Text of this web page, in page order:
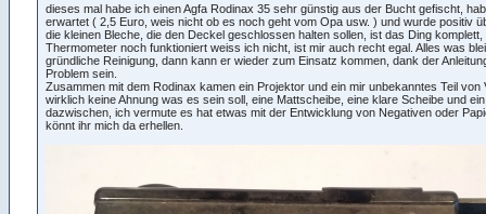
dieses mal habe ich einen Agfa Rodinax 35 sehr günstig aus der Bucht gefischt,
erwartet ( 2,5 Euro, weis nicht ob es noch geht vom Opa usw. ) und wurde positiv
die kleinen Bleche, die den Deckel geschlossen halten sollen, ist das Ding komplett,
Thermometer noch funktioniert weiss ich nicht, ist mir auch recht egal. Alles was
gründliche Reinigung, dann kann er wieder zum Einsatz kommen, dank der
Problem sein.
Zusammen mit dem Rodinax kamen ein Projektor und ein mir unbekanntes Teil von
wirklich keine Ahnung was es sein soll, eine Mattscheibe, eine klare Scheibe und
dazwischen, ich vermute es hat etwas mit der Entwicklung von Negativen oder
könnt ihr mich da erhellen.